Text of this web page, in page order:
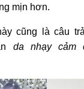
mịn hơn.
cũng là câu
da nhạy cảm